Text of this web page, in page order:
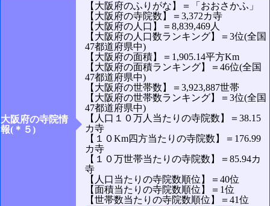
大阪府の寺院情
報(＊５)
【大阪府のふりがな】＝「おおさかふ」
【大阪府の寺院数】＝3,372カ寺
【大阪府の人口】＝8,839,469人
【大阪府の人口数ランキング】＝3位(全国
47都道府県中)
【大阪府の面積】＝1,905.14平方Km
【大阪府の面積ランキング】＝46位(全国
47都道府県中)
【大阪府の世帯数】＝3,923,887世帯
【大阪府の世帯数ランキング】＝3位(全国
47都道府県中)
【人口１０万人当たりの寺院数】＝38.15
カ寺
【１０Km四方当たりの寺院数】＝176.99
カ寺
【１０万世帯当たりの寺院数】＝85.94カ
寺
【人口当たりの寺院数順位】＝40位
【面積当たりの寺院数順位】＝1位
【世帯数当たりの寺院数順位】＝41位